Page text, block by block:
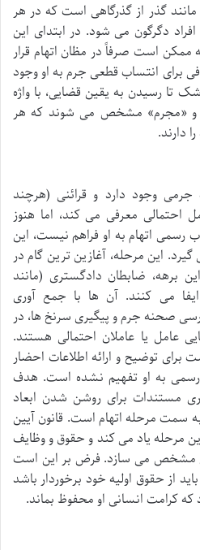
گذر از گذرگاهی است که در هر
دگرگون می شود. در ابتدای این
ممکن است صرفاً در مظان اتهام قرار
برای انتساب قطعی جرم به او وجود
تا رسیدن به یقین قضایی، با واژه
و «مجرم» مشخص می شوند که هر
دارند.
وجود دارد و قرائنی (هرچند
احتمالی معرفی می کند، اما هنوز
رسمی اتهام به او فراهم نیست، این
این مرحله، آغازین ترین گام در
برهه، ضابطان دادگستری (مانند
می کنند. آن ها با جمع آوری
صحنه جرم و پیگیری سرنخ ها، در
یا عاملان احتمالی هستند.
توضیح و ارائه اطلاعات احضار
رسمی به او تفهیم نشده است. هدف
مستندات برای روشن شدن ابعاد
سمت مرحله اتهام است. قانون آیین
مرحله یاد می کند و حقوق و وظایف
مشخص می سازد. فرض بر این است
از حقوق اولیه خود برخوردار باشد
کرامت انسانی او محفوظ بماند.